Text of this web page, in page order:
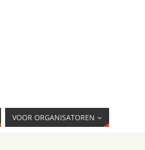
VOOR ORGANISATOREN